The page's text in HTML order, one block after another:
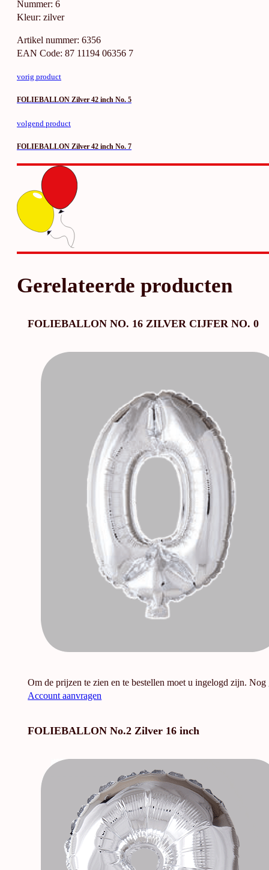
Nummer: 6
Kleur: zilver
Artikel nummer: 6356
EAN Code: 87 11194 06356 7
vorig product
FOLIEBALLON Zilver 42 inch No. 5
volgend product
FOLIEBALLON Zilver 42 inch No. 7
Gerelateerde producten
FOLIEBALLON NO. 16 ZILVER CIJFER NO. 0
Om de prijzen te zien en te bestellen moet u ingelogd zijn. Nog
Account aanvragen
FOLIEBALLON No.2 Zilver 16 inch